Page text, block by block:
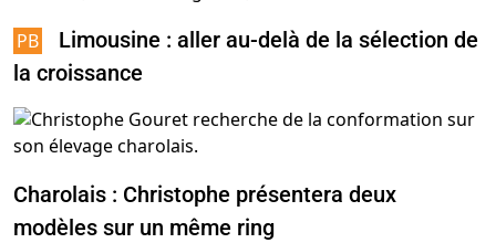
Limousine : aller au-delà de la sélection de
la croissance
Charolais : Christophe présentera deux
modèles sur un même ring